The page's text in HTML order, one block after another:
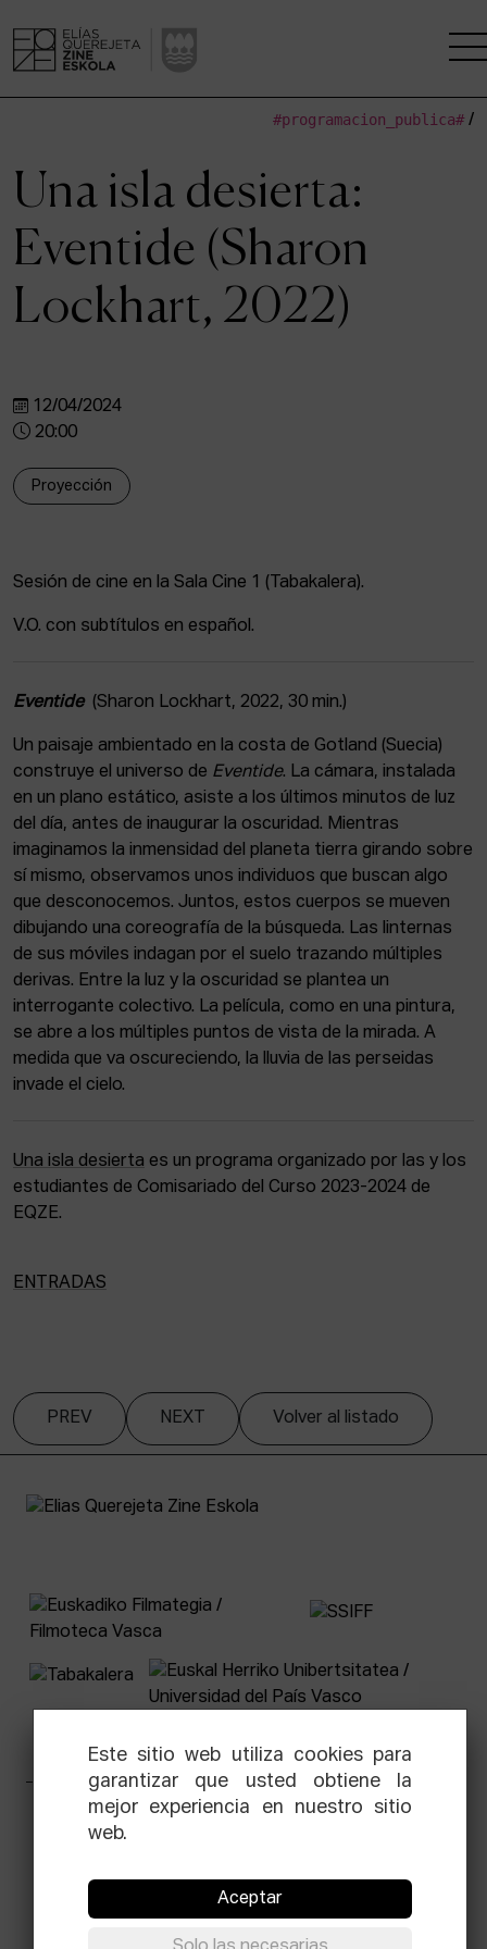
CENTRO DE INVESTIGACIÓN
ESTUDIOS
KINOFABRIKA
LA CASA DEL CINE
ACTUALIDAD
Intranet
#programacion_publica#/
Una isla desierta:
Eventide (Sharon
Lockhart, 2022)
12/04/2024
20:00
Proyección
Sesión de cine en la Sala Cine 1 (Tabakalera).
V.O. con subtítulos en español.
Eventide (Sharon Lockhart, 2022, 30 min.)
Un paisaje ambientado en la costa de Gotland (Suecia)
construye el universo de Eventide. La cámara, instalada
en un plano estático, asiste a los últimos minutos de luz
del día, antes de inaugurar la oscuridad. Mientras
imaginamos la inmensidad del planeta tierra girando sobre
sí mismo, observamos unos individuos que buscan algo
que desconocemos. Juntos, estos cuerpos se mueven
dibujando una coreografía de la búsqueda. Las linternas
de sus móviles indagan por el suelo trazando múltiples
derivas. Entre la luz y la oscuridad se plantea un
interrogante colectivo. La película, como en una pintura,
se abre a los múltiples puntos de vista de la mirada. A
medida que va oscureciendo, la lluvia de las perseidas
invade el cielo.
Una isla desierta es un programa organizado por las y los
estudiantes de Comisariado del Curso 2023-2024 de
EQZE.
ENTRADAS
PREV NEXT Volver al listado
Facebook Equis
Tabakalera · Andre zigarrogileak plaza, 1
20012 Donostia / San Sebastián
T.0034 943 545 005
Este sitio web utiliza cookies para
garantizar que usted obtiene la
mejor experiencia en nuestro sitio
web.
Aceptar